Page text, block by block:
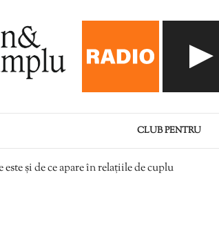
CLUB PENTRU
este și de ce apare în relațiile de cuplu